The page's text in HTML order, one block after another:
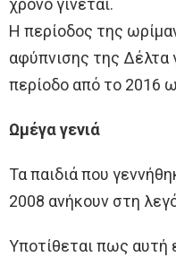
χρόνο γίνεται.
Η περίοδος της
αφύπνισης της Δέλτα
περίοδο από το 2016
Ωμέγα γενιά
Τα παιδιά που
2008 ανήκουν στη
Υποτίθεται πως αυτή